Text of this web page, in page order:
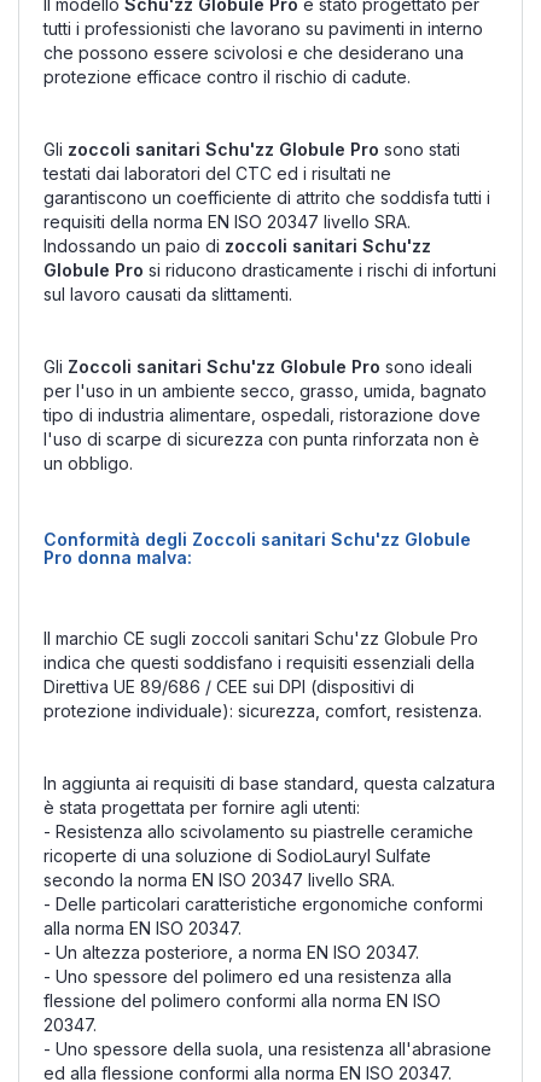
Il modello Schu'zz Globule Pro è stato progettato per
tutti i professionisti che lavorano su pavimenti in interno
che possono essere scivolosi e che desiderano una
protezione efficace contro il rischio di cadute.
Gli zoccoli sanitari Schu'zz Globule Pro sono stati
testati dai laboratori del CTC ed i risultati ne
garantiscono un coefficiente di attrito che soddisfa tutti i
requisiti della norma EN ISO 20347 livello SRA.
Indossando un paio di zoccoli sanitari Schu'zz
Globule Pro si riducono drasticamente i rischi di infortuni
sul lavoro causati da slittamenti.
Gli Zoccoli sanitari Schu'zz Globule Pro sono ideali
per l'uso in un ambiente secco, grasso, umida, bagnato
tipo di industria alimentare, ospedali, ristorazione dove
l'uso di scarpe di sicurezza con punta rinforzata non è
un obbligo.
Conformità degli Zoccoli sanitari Schu'zz Globule
Pro donna malva:
Il marchio CE sugli zoccoli sanitari Schu'zz Globule Pro
indica che questi soddisfano i requisiti essenziali della
Direttiva UE 89/686 / CEE sui DPI (dispositivi di
protezione individuale): sicurezza, comfort, resistenza.
In aggiunta ai requisiti di base standard, questa calzatura
è stata progettata per fornire agli utenti:
- Resistenza allo scivolamento su piastrelle ceramiche
ricoperte di una soluzione di SodioLauryl Sulfate
secondo la norma EN ISO 20347 livello SRA.
- Delle particolari caratteristiche ergonomiche conformi
alla norma EN ISO 20347.
- Un altezza posteriore, a norma EN ISO 20347.
- Uno spessore del polimero ed una resistenza alla
flessione del polimero conformi alla norma EN ISO
20347.
- Uno spessore della suola, una resistenza all'abrasione
ed alla flessione conformi alla norma EN ISO 20347.